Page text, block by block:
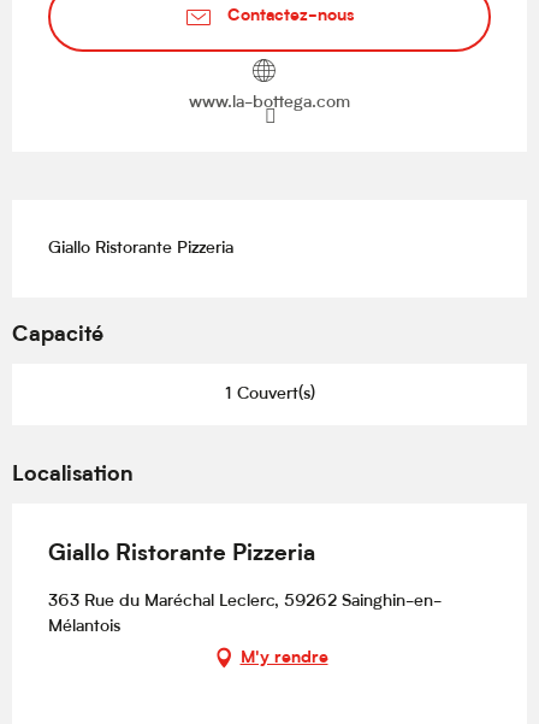
Contactez-nous
www.la-bottega.com
Giallo Ristorante Pizzeria
Capacité
1 Couvert(s)
Localisation
Giallo Ristorante Pizzeria
363 Rue du Maréchal Leclerc, 59262 Sainghin-en-
Mélantois
M'y rendre